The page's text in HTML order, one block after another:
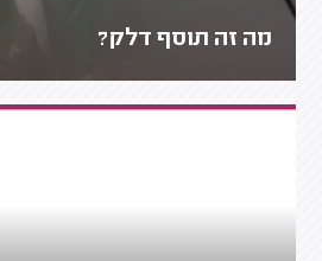
מה זה תוסף דלק?